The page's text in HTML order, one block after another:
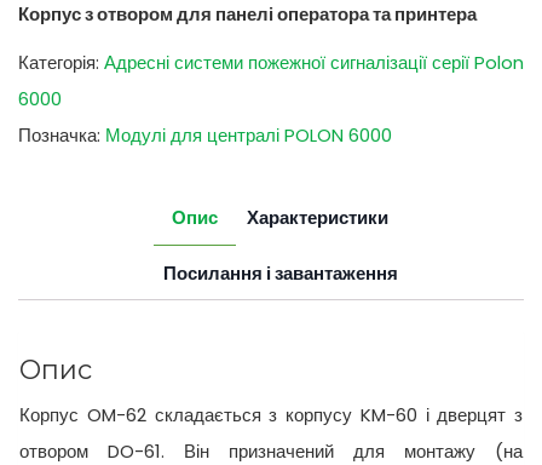
Корпус з отвором для панелі оператора та принтера
Категорія: Адресні системи пожежної сигналізації серії Polon
6000
Позначка: Модулі для централі POLON 6000
Опис Характеристики
Посилання і завантаження
Опис
Корпус OM-62 складається з корпусу KM-60 і дверцят з
отвором DO-61. Він призначений для монтажу (на